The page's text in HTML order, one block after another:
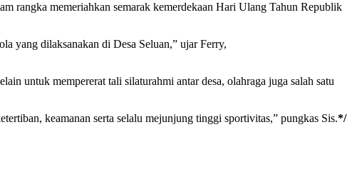
rangka memeriahkan semarak kemerdekaan Hari Ulang Tahun Republik
yang dilaksanakan di Desa Seluan,” ujar Ferry,
untuk mempererat tali silaturahmi antar desa, olahraga juga salah satu
keamanan serta selalu mejunjung tinggi sportivitas,” pungkas Sis.*/